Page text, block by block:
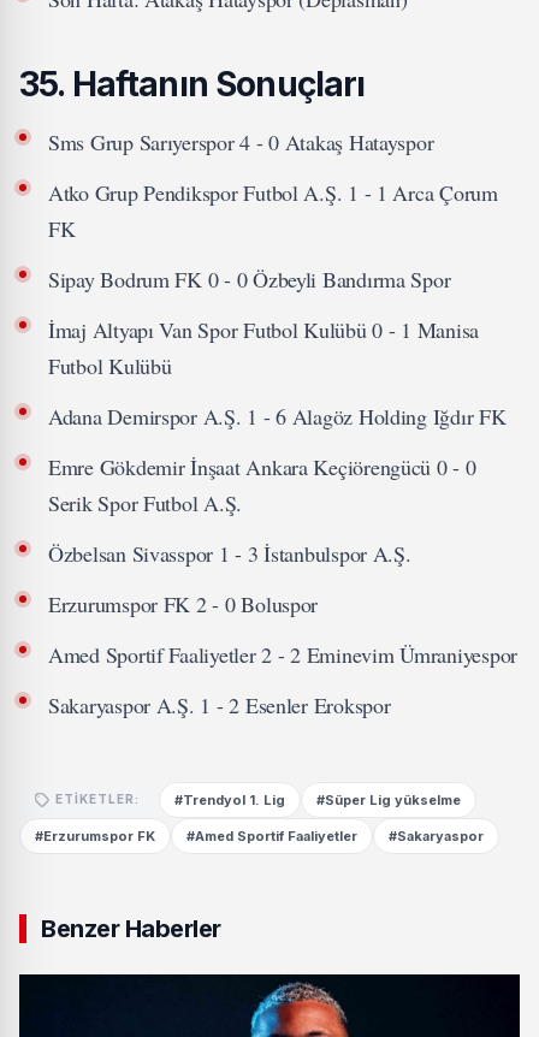
35. Haftanın Sonuçları
Sms Grup Sarıyerspor 4 - 0 Atakaş Hatayspor
Atko Grup Pendikspor Futbol A.Ş. 1 - 1 Arca Çorum
FK
Sipay Bodrum FK 0 - 0 Özbeyli Bandırma Spor
İmaj Altyapı Van Spor Futbol Kulübü 0 - 1 Manisa
Futbol Kulübü
Adana Demirspor A.Ş. 1 - 6 Alagöz Holding Iğdır FK
Emre Gökdemir İnşaat Ankara Keçiörengücü 0 - 0
Serik Spor Futbol A.Ş.
Özbelsan Sivasspor 1 - 3 İstanbulspor A.Ş.
Erzurumspor FK 2 - 0 Boluspor
Amed Sportif Faaliyetler 2 - 2 Eminevim Ümraniyespor
Sakaryaspor A.Ş. 1 - 2 Esenler Erokspor
ETIKETLER: #Trendyol 1. Lig #Süper Lig yükselme
#Erzurumspor FK #Amed Sportif Faaliyetler #Sakaryaspor
Benzer Haberler